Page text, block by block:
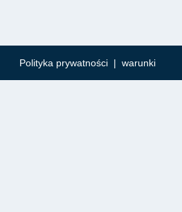
Polityka prywatności | warunki